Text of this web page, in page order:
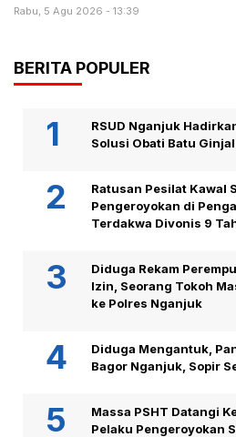
Rabu, 5 Agu 2026 - 13:39
BERITA POPULER
RSUD Nganjuk
Solusi Obati Batu
Ratusan Pesilat Kawal
Pengeroyokan di
Terdakwa Divonis 9
Diduga Rekam
Izin, Seorang Tokoh
ke Polres Nganjuk
Diduga Mengantuk,
Bagor Nganjuk, Sopir
Massa PSHT Datangi
Pelaku Pengeroyokan